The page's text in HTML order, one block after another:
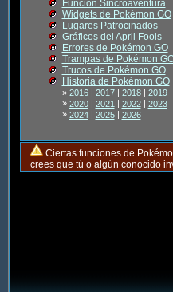
Función Sincroaventura
Widgets de Pokémon GO
Lugares Patrocinados
Gráficos del April Fools
Errores de Pokémon GO
Trampas de Pokémon
Trucos de Pokémon GO
Historia de Pokémon GO
» 2016| 2017| 2018| 2019
» 2020| 2021| 2022| 2023
» 2024| 2025| 2026
Ciertas funciones de
crees que tú o algún conocido